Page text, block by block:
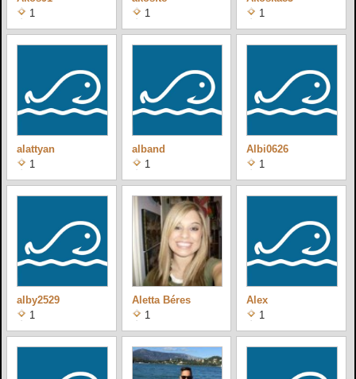
1
1
1
alattyan
1
alband
1
Albi0626
1
alby2529
1
Aletta Béres
1
Alex
1